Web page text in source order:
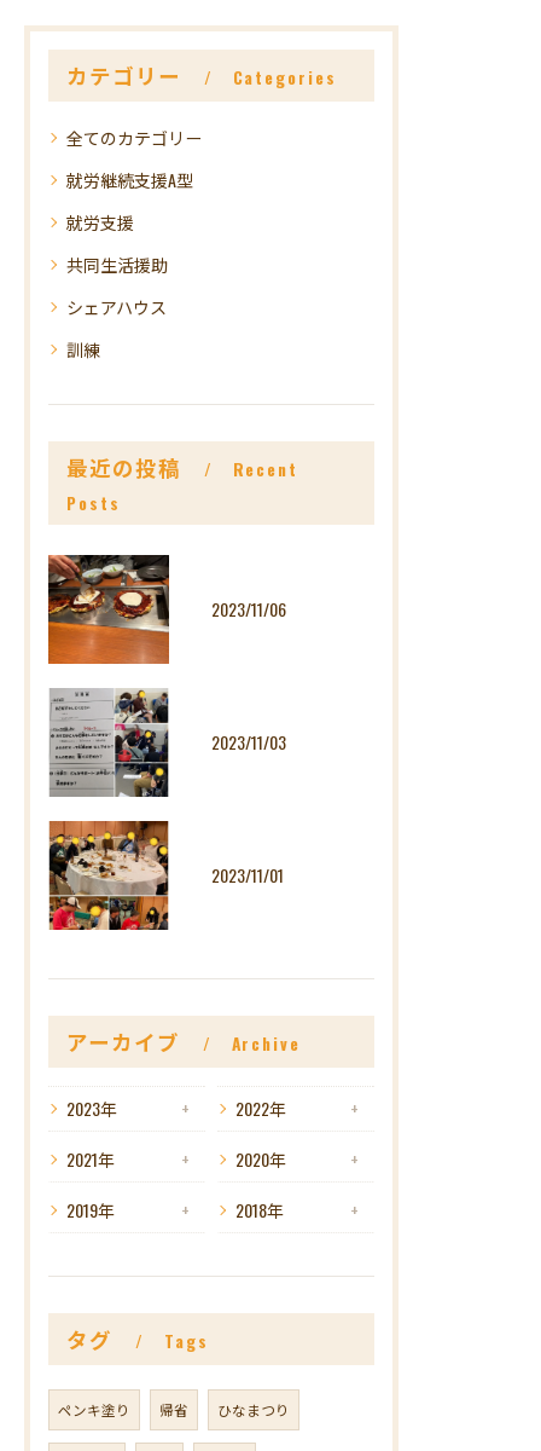
らない様に、要注意で…
た事もあり、専用車両に
来…
カテゴリー Categories
全てのカテゴリー
就労継続支援A型
就労支援
共同生活援助
シェアハウス
訓練
最近の投稿
Recent
Posts
2023/11/06
2023/11/03
2023/11/01
アーカイブ Archive
2023年
2022年
2021年
2020年
2019年
2018年
タグ Tags
ペンキ塗り 帰省 ひなまつり